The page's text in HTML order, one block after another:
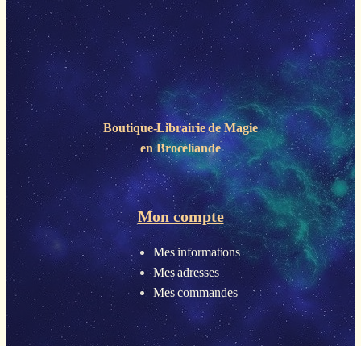
Boutique-Librairie deMagie
en Brocéliande
Mon compte
Mes informations
Mes adresses
Mes commandes